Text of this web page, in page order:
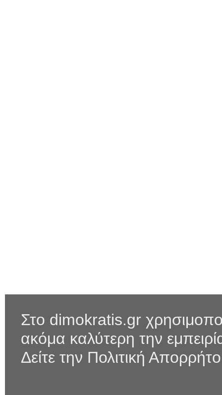
Στο dimokratis.gr
ακόμα καλύτερη την
Δείτε την Πολιτική